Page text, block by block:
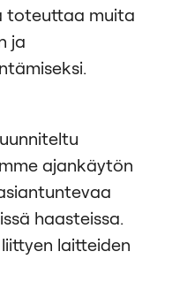
toteuttaa muita
ja
ajankäytön
haasteissa.
laitteiden